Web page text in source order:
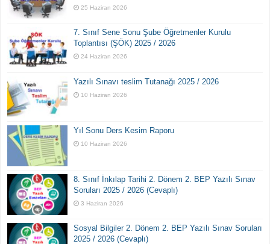
25 Haziran 2026
7. Sınıf Sene Sonu Şube Öğretmenler Kurulu
Toplantısı (ŞÖK) 2025 / 2026
24 Haziran 2026
Yazılı Sınavı teslim Tutanağı 2025 / 2026
10 Haziran 2026
Yıl Sonu Ders Kesim Raporu
10 Haziran 2026
8. Sınıf İnkılap Tarihi 2. Dönem 2. BEP Yazılı Sınav
Soruları 2025 / 2026 (Cevaplı)
3 Haziran 2026
Sosyal Bilgiler 2. Dönem 2. BEP Yazılı Sınav Soruları
2025 / 2026 (Cevaplı)